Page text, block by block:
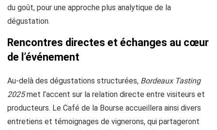
du goût, pour une approche plus analytique de la
dégustation.
Rencontres directes et échanges au cœur
de l’événement
Au-delà des dégustations structurées, Bordeaux Tasting
2025met l’accent sur la relation directe entre visiteurs et
producteurs. Le Café de la Bourse accueillera ainsi divers
entretiens et témoignages de vignerons, qui partageront